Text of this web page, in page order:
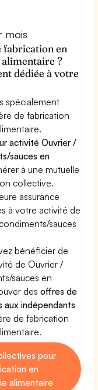
mois
fabrication en
?
dédiée à votre
spécialement
de fabrication
activité Ouvrier /
sauces en
à une mutuelle
collective.
assurance
à votre activité de
sauces
bénéficier de
de Ouvrier /
sauces en
desoffres de
aux indépendants
de fabrication
pour
en
alimentaire